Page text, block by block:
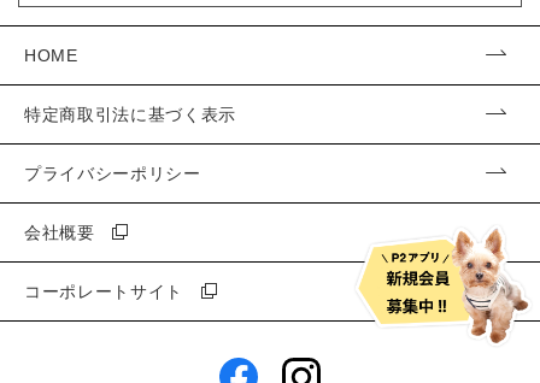
HOME
特定商取引法に基づく表示
プライバシーポリシー
会社概要
コーポレートサイト